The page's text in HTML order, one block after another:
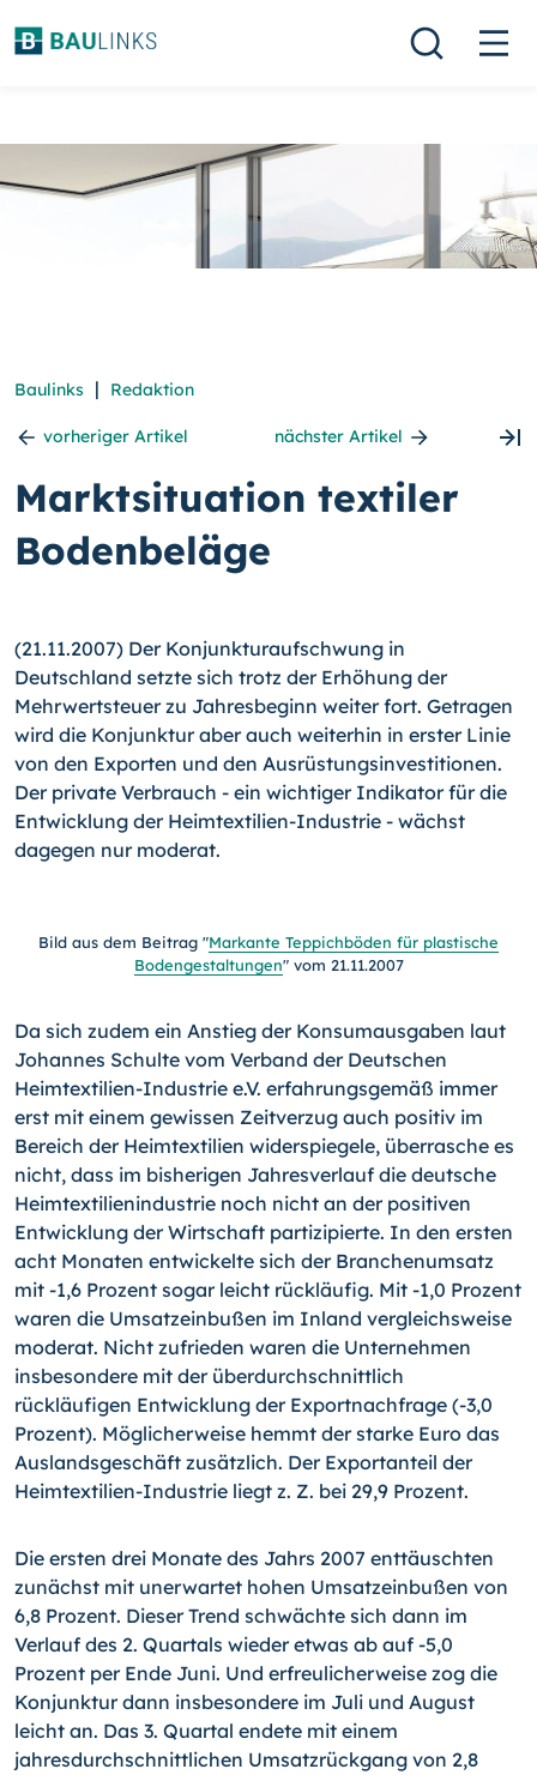
Baulinks | Redaktion
vorheriger Artikel nächster Artikel
Marktsituation textiler
Bodenbeläge
(21.11.2007) Der Konjunkturaufschwung in
Deutschland setzte sich trotz der Erhöhung der
Mehrwertsteuer zu Jahresbeginn weiter fort. Getragen
wird die Konjunktur aber auch weiterhin in erster Linie
von den Exporten und den Ausrüstungsinvestitionen.
Der private Verbrauch - ein wichtiger Indikator für die
Entwicklung der Heimtextilien-Industrie - wächst
dagegen nur moderat.
Bild aus dem Beitrag "Markante Teppichböden für plastische
Bodengestaltungen" vom 21.11.2007
Da sich zudem ein Anstieg der Konsumausgaben laut
Johannes Schulte vom Verband der Deutschen
Heimtextilien-Industrie e.V. erfahrungsgemäß immer
erst mit einem gewissen Zeitverzug auch positiv im
Bereich der Heimtextilien widerspiegele, überrasche es
nicht, dass im bisherigen Jahresverlauf die deutsche
Heimtextilienindustrie noch nicht an der positiven
Entwicklung der Wirtschaft partizipierte. In den ersten
acht Monaten entwickelte sich der Branchenumsatz
mit -1,6 Prozent sogar leicht rückläufig. Mit -1,0 Prozent
waren die Umsatzeinbußen im Inland vergleichsweise
moderat. Nicht zufrieden waren die Unternehmen
insbesondere mit der überdurchschnittlich
rückläufigen Entwicklung der Exportnachfrage (-3,0
Prozent). Möglicherweise hemmt der starke Euro das
Auslandsgeschäft zusätzlich. Der Exportanteil der
Heimtextilien-Industrie liegt z. Z. bei 29,9 Prozent.
Die ersten drei Monate des Jahrs 2007 enttäuschten
zunächst mit unerwartet hohen Umsatzeinbußen von
6,8 Prozent. Dieser Trend schwächte sich dann im
Verlauf des 2. Quartals wieder etwas ab auf -5,0
Prozent per Ende Juni. Und erfreulicherweise zog die
Konjunktur dann insbesondere im Juli und August
leicht an. Das 3. Quartal endete mit einem
jahresdurchschnittlichen Umsatzrückgang von 2,8